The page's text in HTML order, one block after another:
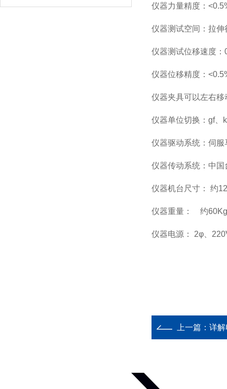
仪器力量精度：
仪器测试空间：拉伸
仪器测试位移速度：
仪器位移精度：
仪器夹具可以左右移
仪器单位切换： gf、
仪器驱动系统：伺服
仪器传动系统：中
仪器机台尺寸： 约
仪器重量： 约60Kg
仪器电源： 2φ、
上一篇： 详